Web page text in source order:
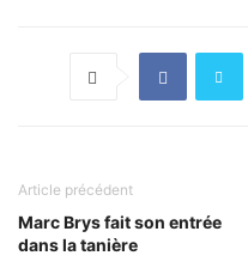
Article précédent
Marc Brys fait son entrée
dans la tanière